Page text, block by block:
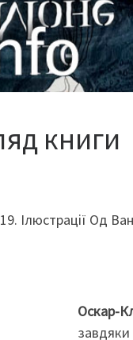
книги
Ілюстрації Од
Оскар-
завдяки